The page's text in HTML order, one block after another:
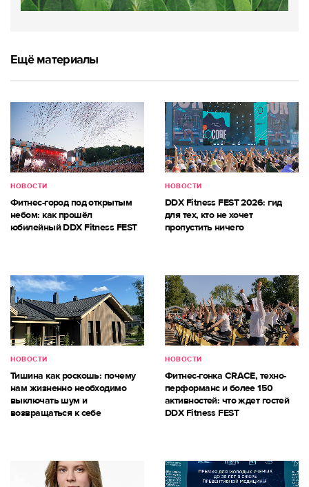
Ещё материалы
НОВОСТИ
Фитнес-город под открытым
небом: как прошёл
юбилейный DDX Fitness FEST
НОВОСТИ
DDX Fitness FEST 2026: гид
для тех, кто не хочет
пропустить ничего
НОВОСТИ
Тишина как роскошь: почему
нам жизненно необходимо
выключать шум и
возвращаться к себе
НОВОСТИ
Фитнес-гонка CRACE, техно-
перформанс и более 150
активностей: что ждет гостей
DDX Fitness FEST